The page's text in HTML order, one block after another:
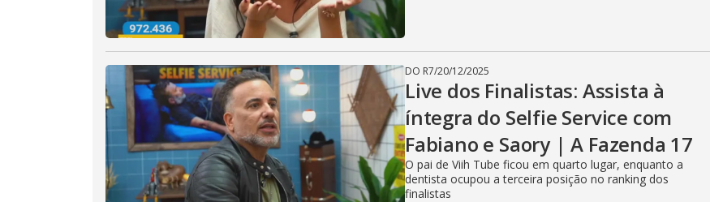
DO R7/20/12/2025
Live dos Finalistas: Assista à
íntegra do Selfie Service com
Fabiano e Saory | A Fazenda 17
O pai de Viih Tube ficou em quarto lugar, enquanto a
dentista ocupou a terceira posição no ranking dos
finalistas